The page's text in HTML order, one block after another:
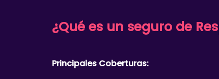
¿Qué es un seguro de
Principales Coberturas: